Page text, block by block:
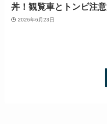
丼！観覧車とトンビ注意
2026年6月23日